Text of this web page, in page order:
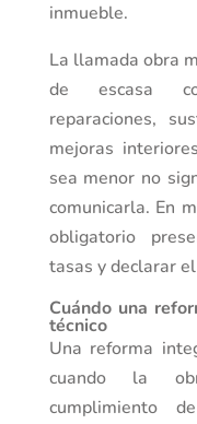
inmueble.
La llamada obra
de escasa
reparaciones,
mejoras
sea menor no
comunicarla. En
obligatorio
tasas y declarar
Cuándo una
técnico
Una reforma
cuando la
cumplimiento